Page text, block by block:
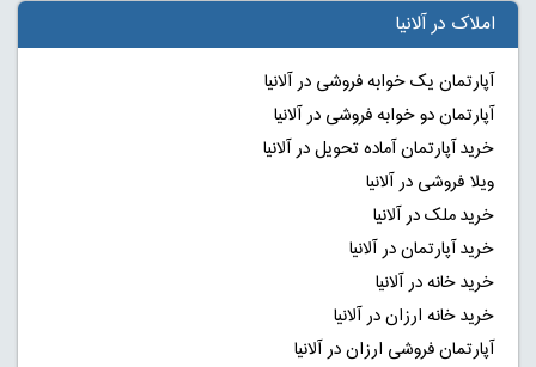
املاک در آلانیا
آپارتمان یک خوابه فروشی در آلانیا
آپارتمان دو خوابه فروشی در آلانیا
خرید آپارتمان آماده تحویل در آلانیا
ویلا فروشی در آلانیا
خرید ملک در آلانیا
خرید آپارتمان در آلانیا
خرید خانه در آلانیا
خرید خانه ارزان در آلانیا
آپارتمان فروشی ارزان در آلانیا